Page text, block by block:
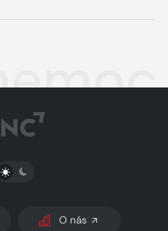
PŘEPNOUT SVĚTLÝ/TMAVÝ REŽIM
O nás